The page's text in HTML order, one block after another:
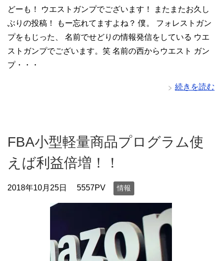
どーも！ ウエストガンプでございます！ またまたお久し
ぶりの投稿！ もー忘れてますよね？ 僕。 フォレストガン
プをもじった、 名前でせどりの情報発信をしている ウエ
ストガンプでございます。笑 名前の西からウエスト ガン
プ・・・
続きを読む
FBA小型軽量商品プログラム使
えば利益倍増！！
2018年10月25日 5557PV 情報